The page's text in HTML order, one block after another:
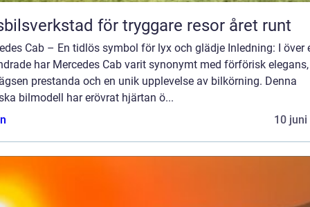
för tryggare resor året runt
Cab – En tidlös symbol för lyx och glädje Inledning: I över
har Mercedes Cab varit synonymt med förförisk elegans,
prestanda och en unik upplevelse av bilkörning. Denna
bilmodell har erövrat hjärtan ö...
10 juni